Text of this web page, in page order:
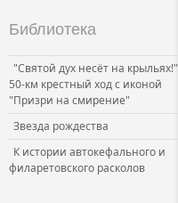
Библиотека
"Святой дух несёт на крыльях!"
50-км крестный ход с иконой
"Призри на смирение"
Звезда рождества
К истории автокефального и
филаретовского расколов